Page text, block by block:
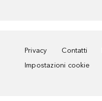
Privacy Contatti
Impostazioni cookie